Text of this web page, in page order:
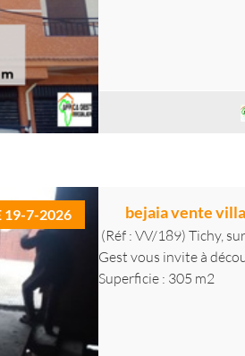
19-7-2026 bejaia vente
(Réf : VV/189) Tichy,
Gest vous invite à
Superficie : 305 m2